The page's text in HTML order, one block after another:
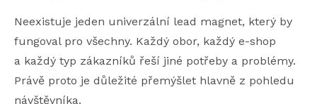
Neexistuje jeden univerzální lead magnet, který by
fungoval pro všechny. Každý obor, každý e-shop
a každý typ zákazníků řeší jiné potřeby a problémy.
Právě proto je důležité přemýšlet hlavně z pohledu
návštěvníka.